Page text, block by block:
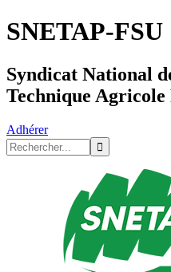
SNETAP-FSU
Syndicat National
Technique Agricole
Adhérer